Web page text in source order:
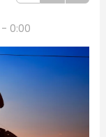
- 0:00